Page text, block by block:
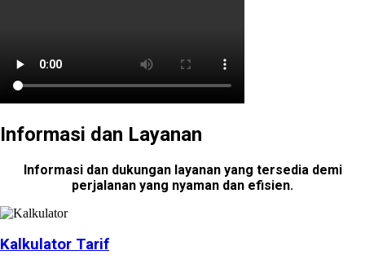
Informasi dan Layanan
Informasi dan dukungan layanan yang tersedia demi
perjalanan yang nyaman dan efisien.
Kalkulator Tarif